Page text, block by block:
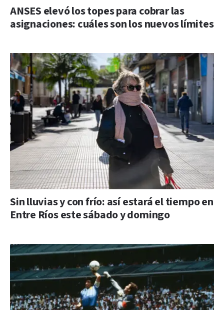
ANSES elevó los topes para cobrar las
asignaciones: cuáles son los nuevos límites
Sin lluvias y con frío: así estará el tiempo en
Entre Ríos este sábado y domingo